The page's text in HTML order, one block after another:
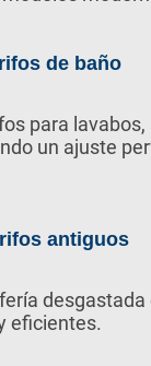
de baño
para lavabos,
un ajuste
antiguos
eficientes.